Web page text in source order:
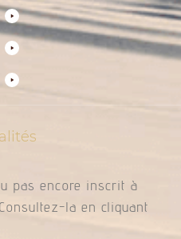
pas encore inscrit à
la en cliquant